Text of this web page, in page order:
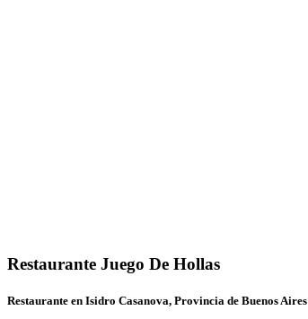
Restaurante Juego De Hollas
Restaurante en Isidro Casanova, Provincia de Buenos Aires